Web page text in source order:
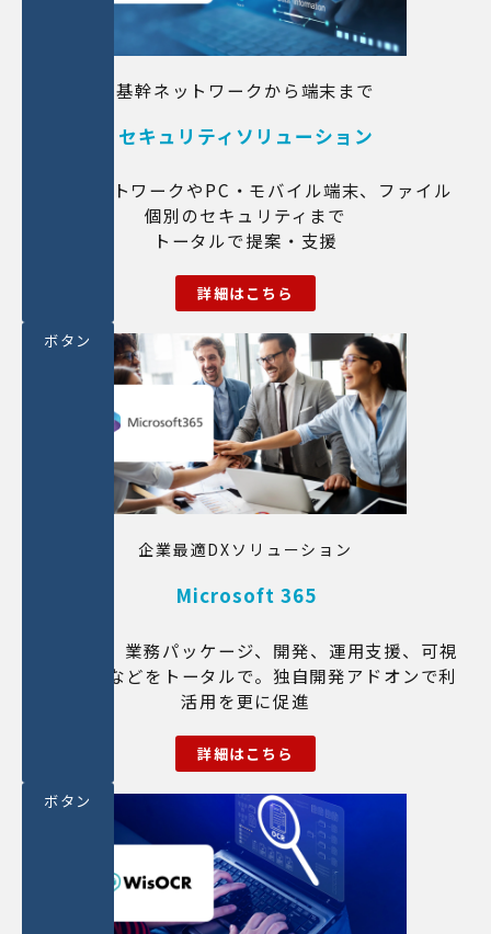
基幹ネットワークから端末まで
セキュリティソリューション
基幹ネットワークやPC・モバイル端末、ファイル
個別のセキュリティまで
トータルで提案・支援
詳細はこちら
企業最適DXソリューション
Microsoft 365
インフラ、業務パッケージ、開発、運用支援、可視
化・分析などをトータルで。独自開発アドオンで利
活用を更に促進
ボタン
詳細はこちら
ボタン